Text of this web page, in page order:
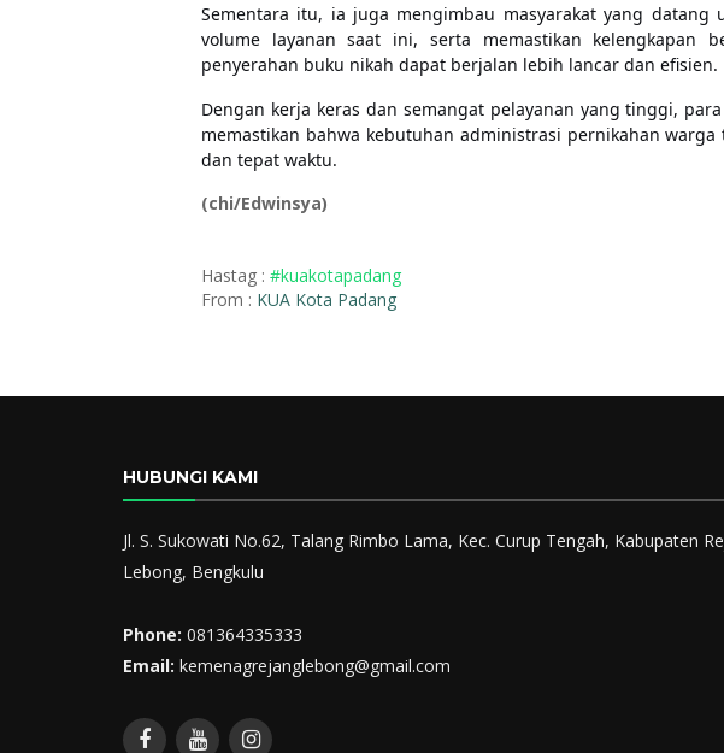
Sementara itu, ia juga mengimbau masyarakat yang datang
volume layanan saat ini, serta memastikan kelengkapan
penyerahan buku nikah dapat berjalan lebih lancar dan efisien.
Dengan kerja keras dan semangat pelayanan yang tinggi, para
memastikan bahwa kebutuhan administrasi pernikahan
dan tepat waktu.
(chi/Edwinsya)
Hastag : #kuakotapadang
From : KUA Kota Padang
HUBUNGI KAMI
Jl. S. Sukowati No.62, Talang Rimbo Lama, Kec. Curup Tengah, Kabupaten
Lebong, Bengkulu
Phone: 081364335333
Email: kemenagrejanglebong@gmail.com